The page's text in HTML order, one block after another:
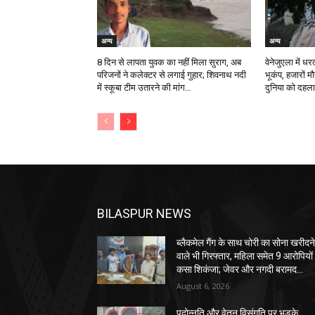
अन्य
8 दिन से लापता युवक का नहीं मिला सुराग, अब
परिजनों ने कलेक्टर से लगाई गुहार; शिवनाथ नदी
में स्कूबा टीम उतारने की मांग…
अन्य
वेनेजुएला में
भूकंप, हजारों
दुनिया को
BILASPUR NEWS
ब्लैकमेल गैंग के साथ चोरी का सोना खरीदने
वाले भी गिरफ्तार, महिला समेत 9
कसा शिकंजा; जेवर और नगदी बरामद…
August 6, 2026
पदोन्नति और वेतन विसंगति पर भड़के